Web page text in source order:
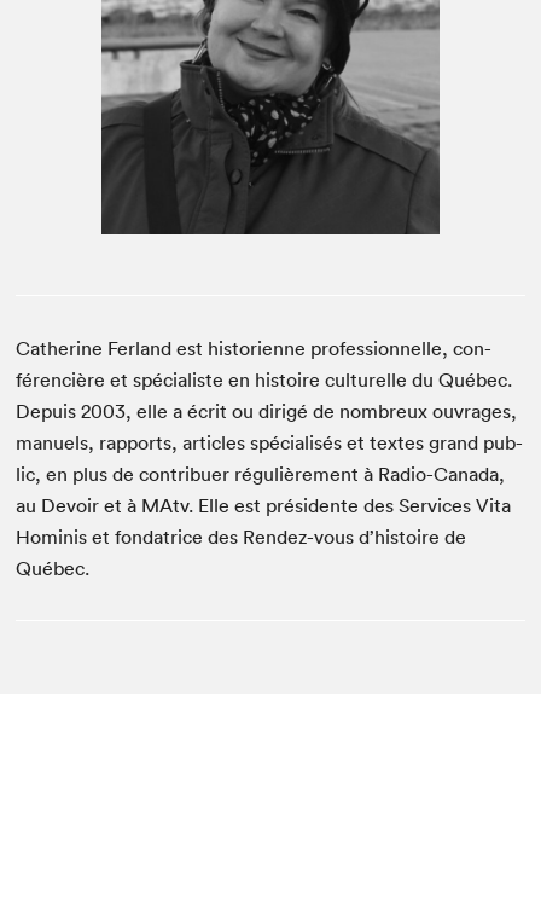
Espace médias
Cather­ine Fer­land est his­to­ri­enne pro­fes­sion­nelle, con­
féren­cière et spé­cial­iste en his­toire cul­turelle du Québec.
Depuis2003, elle a écrit ou dirigé de nom­breux ouvrages,
manuels, rap­ports, arti­cles spé­cial­isés et textes grand pub­
lic, en plus de con­tribuer régulière­ment à Radio-Cana­da,
au Devoir et à MAtv. Elle est prési­dente des Ser­vices Vita
Homin­is et fon­da­trice des Ren­dez-vous d’his­toire de
Québec.